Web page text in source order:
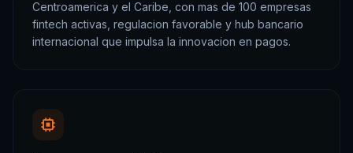
Centroamerica y el Caribe, con mas de 100 empresas
fintech activas, regulacion favorable y hub bancario
internacional que impulsa la innovacion en pagos.